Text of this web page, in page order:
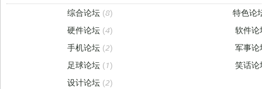
综合论坛 (8)
特色论
硬件论坛 (4)
软件
手机论坛 (2)
军事
足球论坛 (1)
笑话
设计论坛 (2)